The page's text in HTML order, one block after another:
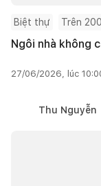
Biệt thự Trên
Ngôi nhà không
27/06/2026, lúc
Thu Nguyễn